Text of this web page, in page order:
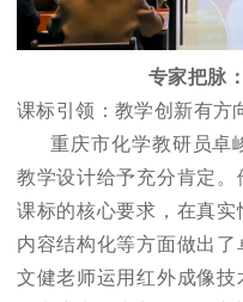
专家把脉
课标引领：教学创新有方
重庆市化学教研员卓
教学设计给予充分肯定
课标的核心要求，在真
内容结构化等方面做出
文健老师运用红外成像技